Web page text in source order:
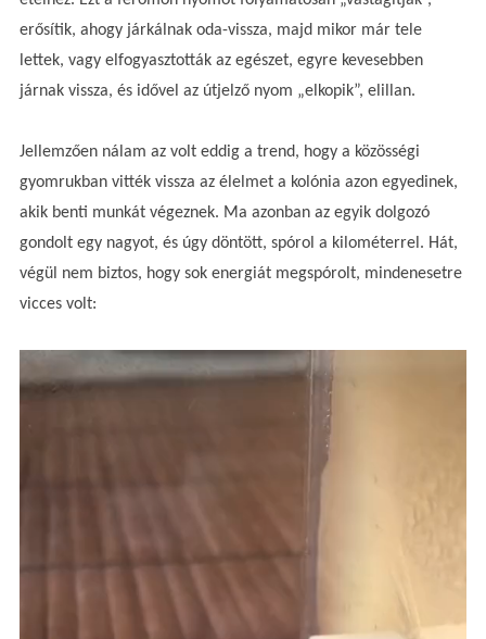
erősítik, ahogy járkálnak oda-vissza, majd mikor már tele
lettek, vagy elfogyasztották az egészet, egyre kevesebben
járnak vissza, és idővel az útjelző nyom „elkopik”, elillan.
Jellemzően nálam az volt eddig a trend, hogy a közösségi
gyomrukban vitték vissza az élelmet a kolónia azon egyedinek,
akik benti munkát végeznek. Ma azonban az egyik dolgozó
gondolt egy nagyot, és úgy döntött, spórol a kilométerrel. Hát,
végül nem biztos, hogy sok energiát megspórolt, mindenesetre
vicces volt: